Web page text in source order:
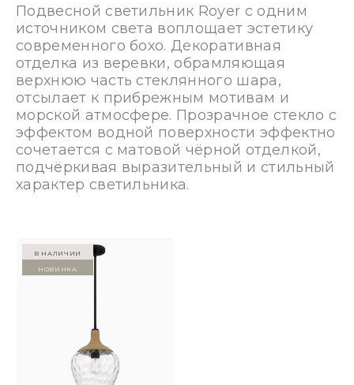
Подвесной светильник Royer с одним
источником света воплощает эстетику
современного бохо. Декоративная
отделка из веревки, обрамляющая
верхнюю часть стеклянного шара,
отсылает к прибрежным мотивам и
морской атмосфере. Прозрачное стекло с
эффектом водной поверхности эффектно
сочетается с матовой чёрной отделкой,
подчёркивая выразительный и стильный
характер светильника.
в наличии
Новинка